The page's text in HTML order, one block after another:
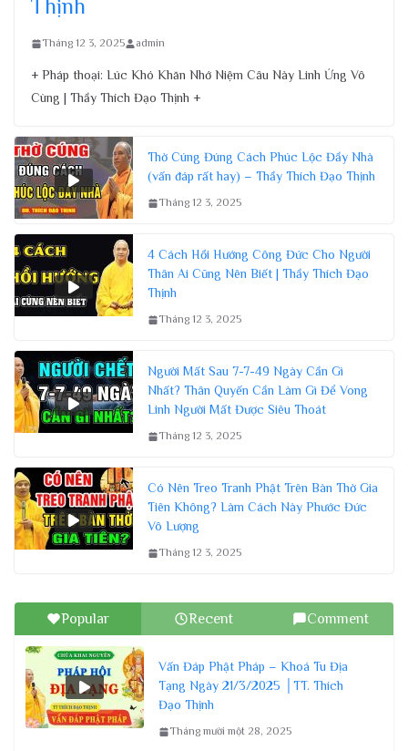
Thịnh
Tháng 12 3, 2025 admin
+ Pháp thoại: Lúc Khó Khăn Nhớ Niệm Câu Này Linh Ứng Vô
Cùng | Thầy Thích Đạo Thịnh +
Thờ Cúng Đúng Cách Phúc Lộc Đầy Nhà
(vấn đáp rất hay) – Thầy Thích Đạo Thịnh
Tháng 12 3, 2025
4 Cách Hồi Hướng Công Đức Cho Người
Thân Ai Cũng Nên Biết | Thầy Thích Đạo
Thịnh
Tháng 12 3, 2025
Người Mất Sau 7-7-49 Ngày Cần Gì
Nhất? Thân Quyến Cần Làm Gì Để Vong
Linh Người Mất Được Siêu Thoát
Tháng 12 3, 2025
Có Nên Treo Tranh Phật Trên Bàn Thờ Gia
Tiên Không? Làm Cách Này Phước Đức
Vô Lượng
Tháng 12 3, 2025
Popular Recent Comment
Vấn Đáp Phật Pháp – Khoá Tu Địa
Tạng Ngày 21/3/2025 │TT. Thích
Đạo Thịnh
Tháng mười một 28, 2025